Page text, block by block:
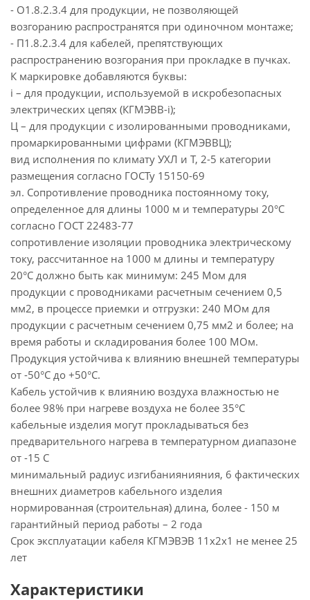
- О1.8.2.3.4 для продукции, не позволяющей
возгоранию распространятся при одиночном монтаже;
- П1.8.2.3.4 для кабелей, препятствующих
распространению возгорания при прокладке в пучках.
К маркировке добавляются буквы:
i – для продукции, используемой в искробезопасных
электрических цепях (КГМЭВВ-i);
Ц – для продукции с изолированными проводниками,
промаркированными цифрами (КГМЭВВЦ);
вид исполнения по климату УХЛ и Т, 2-5 категории
размещения согласно ГОСТу 15150-69
эл. Сопротивление проводника постоянному току,
определенное для длины 1000 м и температуры 20°С
согласно ГОСТ 22483-77
сопротивление изоляции проводника электрическому
току, рассчитанное на 1000 м длины и температуру
20°С должно быть как минимум: 245 Мом для
продукции с проводниками расчетным сечением 0,5
мм2, в процессе приемки и отгрузки: 240 МОм для
продукции с расчетным сечением 0,75 мм2 и более; на
время работы и складирования более 100 МОм.
Продукция устойчива к влиянию внешней температуры
от -50°С до +50°С.
Кабель устойчив к влиянию воздуха влажностью не
более 98% при нагреве воздуха не более 35°С
кабельные изделия могут прокладываться без
предварительного нагрева в температурном диапазоне
от -15 С
минимальный радиус изгибаниянияния, 6 фактических
внешних диаметров кабельного изделия
нормированная (строительная) длина, более - 150 м
гарантийный период работы – 2 года
Срок эксплуатации кабеля КГМЭВЭВ 11х2х1 не менее 25
лет
Характеристики